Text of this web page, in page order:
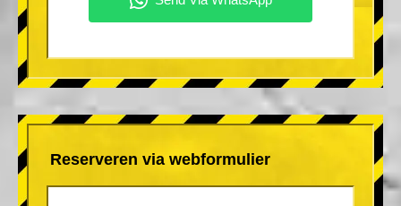
Reserveren via webformulier